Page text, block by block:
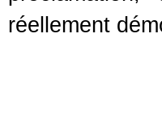
réellement